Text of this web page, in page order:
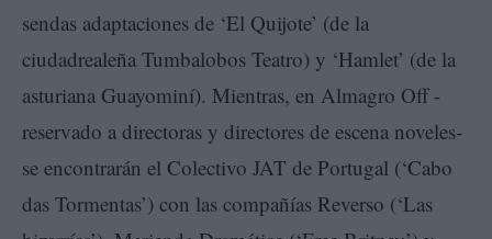
sendas adaptaciones de ‘El Quijote’ (de la
ciudadrealeña Tumbalobos Teatro) y ‘Hamlet’ (de la
asturiana Guayominí). Mientras, en Almagro Off -
reservado a directoras y directores de escena noveles-
se encontrarán el Colectivo JAT de Portugal (‘Cabo
das Tormentas’) con las compañías Reverso (‘Las